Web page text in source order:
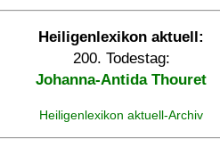
Heiligenlexikon aktuell:
200. Todestag:
Johanna-Antida Thouret
Heiligenlexikon aktuell-Archiv